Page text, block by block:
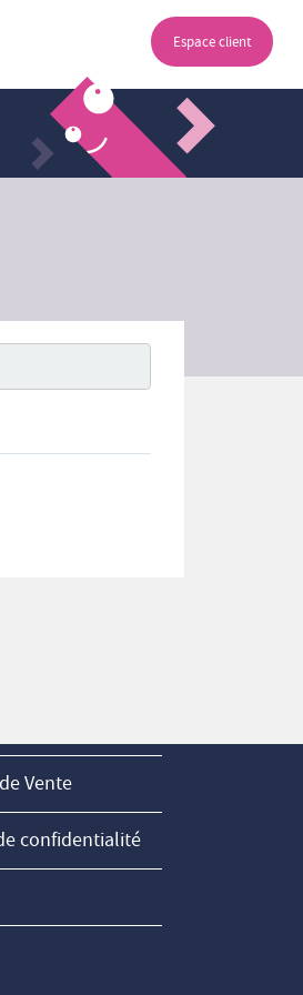
Espace client
Vente
confidentialité